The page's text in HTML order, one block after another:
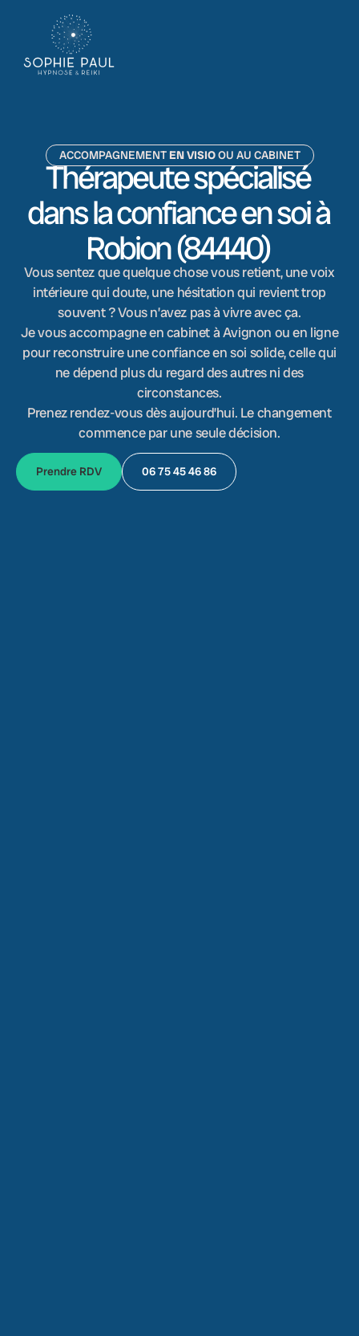
ACCOMPAGNEMENTEN VISIOOU AU CABINET
Thérapeute spécialisé
dans la confiance en soi à
Robion (84440)
Vous sentez que quelque chose vous retient, une voix
intérieure qui doute, une hésitation qui revient trop
souvent ? Vous n’avez pas à vivre avec ça.
Je vous accompagne en cabinet à Avignon ou en ligne
pour reconstruire une confiance en soi solide, celle qui
ne dépend plus du regard des autres ni des
circonstances.
Prenez rendez-vous dès aujourd’hui. Le changement
commence par une seule décision.
Prendre RDV 06 75 45 46 86